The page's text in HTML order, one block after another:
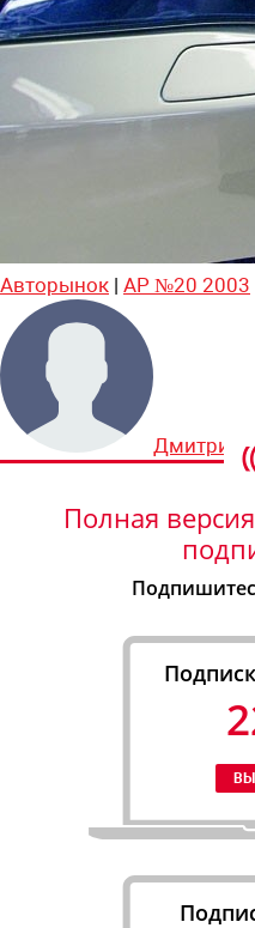
Авторынок | АР №20 2003
Дмитрий
Полная